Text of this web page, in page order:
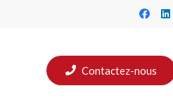
Contactez-nous